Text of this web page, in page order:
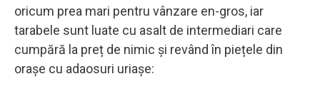
oricum prea mari pentru vânzare en-gros, iar
tarabele sunt luate cu asalt de intermediari care
cumpără la preț de nimic și revând în piețele din
orașe cu adaosuri uriașe: